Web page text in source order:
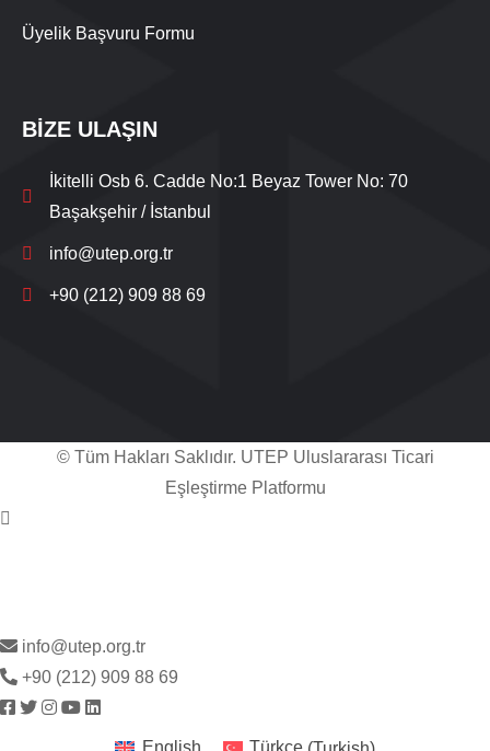
Üyelik Başvuru Formu
BİZE ULAŞIN
İkitelli Osb 6. Cadde No:1 Beyaz Tower No: 70
Başakşehir / İstanbul
info@utep.org.tr
+90 (212) 909 88 69
© Tüm Hakları Saklıdır. UTEP Uluslararası Ticari
Eşleştirme Platformu
info@utep.org.tr
+90 (212) 909 88 69